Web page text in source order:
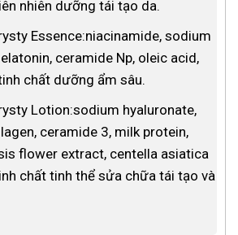
nhiên dưỡng tái tạo da.
Essence:niacinamide, sodium
ceramide Np, oleic acid,
chất dưỡng ẩm sâu.
Lotion:sodium hyaluronate,
ceramide 3, milk protein,
flower extract, centella asiatica
chất tinh thể sửa chữa tái tạo và